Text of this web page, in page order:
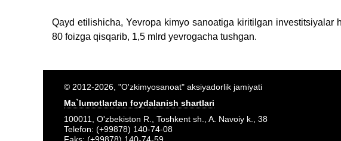
Qayd etilishicha, Yevropa kimyo sanoatiga kiritilgan
80 foizga qisqarib, 1,5 mlrd yevrogacha tushgan.
© 2012-2026, "O'zkimyosanoat" aksiyadorlik jamiyati
Ma`lumotlardan foydalanish shartlari
100011, O'zbekiston R., Toshkent sh., A. Navoiy k., 38
Telefon: (+99878) 140-74-08